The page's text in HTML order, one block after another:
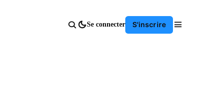
Se connecter S'inscrire